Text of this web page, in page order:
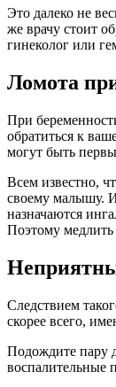
Это далеко не
же врачу стоит
гинеколог или
Ломота
При
обратиться к
могут быть
Всем известно,
своему малышу.
назначаются
Поэтому медлить
Следствием
скорее всего,
Подождите пару
воспалительные